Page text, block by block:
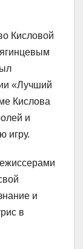
Кисловой
«Лучший
Кислова
и
игру.
и
в